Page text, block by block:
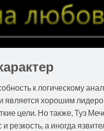
к логическому
является хорошим
цели. Но также, Туз
резкость, а иногда